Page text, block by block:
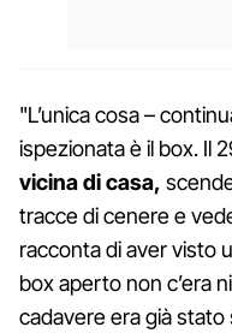
"L’unica cosa –
ispezionata è il box. Il
vicina di casa,
tracce di cenere e
racconta di aver visto
box aperto non c’era
cadavere era già